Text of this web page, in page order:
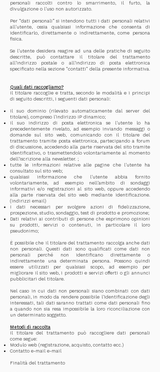
personali raccolti contro lo smarrimento, il furto, la
divulgazione o l'uso non autorizzato.
Per “dati personali” si intendono tutti i dati personali relativi
all'utente, ossia qualsiasi informazione che consenta di
identificarlo, direttamente o indirettamente, come persona
fisica.
Se l'utente desidera reagire ad una delle pratiche di seguito
descritte, può contattare il titolare del trattamento
all'indirizzo postale o all'indirizzo di posta elettronica
specificato nella sezione "contatti" della presente Informativa.
Quali dati raccogliamo?
Il titolare raccoglie e tratta, secondo le modalità e i principi
di seguito descritti, i seguenti dati personali:
il suo dominio (rilevato automaticamente dal server del
titolare), compreso l'indirizzo IP dinamico;
il suo indirizzo di posta elettronica se l'utente lo ha
precedentemente rivelato, ad esempio inviando messaggi o
domande sul sito web, comunicando con il titolare del
trattamento tramite posta elettronica, partecipando a forum
di discussione, accedendo alla parte riservata del sito tramite
identificativo, o trasmettendolo volontariamente al momento
dell'iscrizione alla newsletter. ;
tutte le informazioni relative alle pagine che l'utente ha
consultato sul sito web;
qualsiasi informazione che l'utente abbia fornito
volontariamente, ad esempio nell'ambito di sondaggi
informativi e/o registrazioni al sito web, oppure accedendo
alla parte riservata del sito web mediante identificazione.
(indirizzi email)
I dati necessari per svolgere azioni di fidelizzazione,
prospezione, studio, sondaggio, test di prodotto e promozione;
Dati relativi ai contributi di persone che esprimono opinioni
su prodotti, servizi o contenuti, in particolare il loro
pseudonimo;
È possibile che il titolare del trattamento raccolga anche dati
non personali. Questi dati sono qualificati come dati non
personali perché non identificano direttamente o
indirettamente una determinata persona. Possono quindi
essere utilizzati per qualsiasi scopo, ad esempio per
migliorare il sito web, i prodotti e servizi offerti o gli annunci
pubblicitari del titolare.
Nel caso in cui dati non personali siano combinati con dati
personali, in modo da rendere possibile l'identificazione degli
interessati, tali dati saranno trattati come dati personali fino
a quando non sia resa impossibile la loro riconciliazione con
un determinato soggetto.
Metodi di raccolta
Il titolare del trattamento può raccogliere dati personali
come segue:
Modulo web (registrazione, acquisto, contatto ecc.)
Contatto e-mail e-mail
Finalità del trattamento